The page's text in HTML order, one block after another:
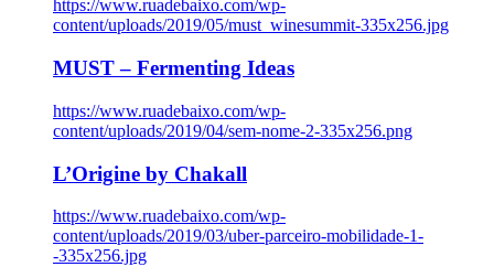
https://www.ruadebaixo.com/wp-
content/uploads/2019/05/must_winesummit-335x256.jpg
MUST – Fermenting Ideas
https://www.ruadebaixo.com/wp-
content/uploads/2019/04/sem-nome-2-335x256.png
L’Origine by Chakall
https://www.ruadebaixo.com/wp-
content/uploads/2019/03/uber-parceiro-mobilidade-1-
-335x256.jpg